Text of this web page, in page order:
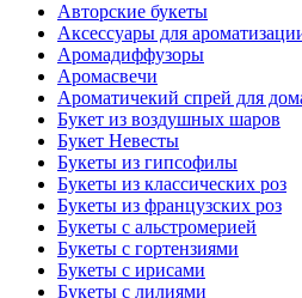
Авторские букеты
Аксессуары для
Аромадиффузоры
Аромасвечи
Ароматичекий спрей для
Букет из воздушных шаров
Букет Невесты
Букеты из гипсофилы
Букеты из классических роз
Букеты из французских роз
Букеты с альстромерией
Букеты с гортензиями
Букеты с ирисами
Букеты с лилиями